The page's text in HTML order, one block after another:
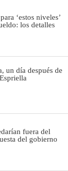
‘estos niveles’
los detalles
un día después de
fuera del
del gobierno